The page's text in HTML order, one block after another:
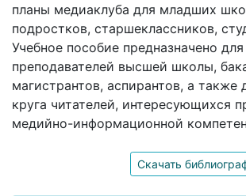
планы медиаклуба для младших
подростков, старшеклассников,
Учебное пособие предназначено для
преподавателей высшей школы,
магистрантов, аспирантов, а также
круга читателей, интересующихся
медийно-информационной
Скачать